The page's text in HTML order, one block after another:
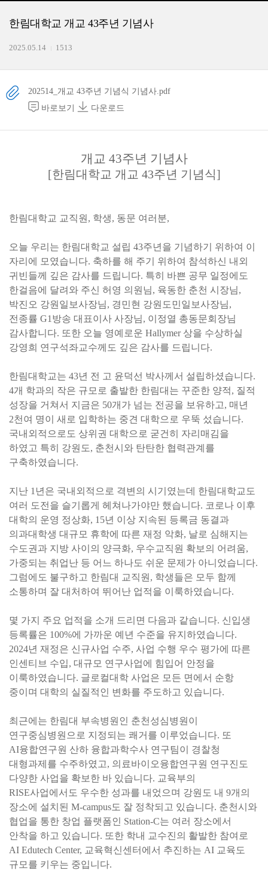
한림대학교 개교 43주년 기념사
2025.05.14 1513
202514_개교 43주년 기념식 기념사.pdf
바로보기
다운로드
개교 43주년 기념사
[한림대학교 개교 43주년 기념식]
한림대학교 교직원, 학생, 동문 여러분,
오늘 우리는 한림대학교 설립 43주년을 기념하기 위하여 이
자리에 모였습니다. 축하를 해 주기 위하여 참석하신 내외
귀빈들께 깊은 감사를 드립니다. 특히 바쁜 공무 일정에도
한걸음에 달려와 주신 허영 의원님, 육동한 춘천 시장님,
박진오 강원일보사장님, 경민현 강원도민일보사장님,
전종률 G1방송 대표이사 사장님, 이정열 총동문회장님
감사합니다. 또한 오늘 영예로운 Hallymer 상을 수상하실
강영희 연구석좌교수께도 깊은 감사를 드립니다.
한림대학교는 43년 전 고 윤덕선 박사께서 설립하셨습니다.
4개 학과의 작은 규모로 출발한 한림대는 꾸준한 양적, 질적
성장을 거쳐서 지금은 50개가 넘는 전공을 보유하고, 매년
2천여 명이 새로 입학하는 중견 대학으로 우뚝 섰습니다.
국내외적으로도 상위권 대학으로 굳건히 자리매김을
하였고 특히 강원도, 춘천시와 탄탄한 협력관계를
구축하였습니다.
지난 1년은 국내외적으로 격변의 시기였는데 한림대학교도
여러 도전을 슬기롭게 헤쳐나가야만 했습니다. 코로나 이후
대학의 운영 정상화, 15년 이상 지속된 등록금 동결과
의과대학생 대규모 휴학에 따른 재정 악화, 날로 심해지는
수도권과 지방 사이의 양극화, 우수교직원 확보의 어려움,
가중되는 취업난 등 어느 하나도 쉬운 문제가 아니었습니다.
그럼에도 불구하고 한림대 교직원, 학생들은 모두 함께
소통하며 잘 대처하여 뛰어난 업적을 이룩하였습니다.
몇 가지 주요 업적을 소개 드리면 다음과 같습니다. 신입생
등록률은 100%에 가까운 예년 수준을 유지하였습니다.
2024년 재정은 신규사업 수주, 사업 수행 우수 평가에 따른
인센티브 수입, 대규모 연구사업에 힘입어 안정을
이룩하였습니다. 글로컬대학 사업은 모든 면에서 순항
중이며 대학의 실질적인 변화를 주도하고 있습니다.
최근에는 한림대 부속병원인 춘천성심병원이
연구중심병원으로 지정되는 쾌거를 이루었습니다. 또
AI융합연구원 산하 융합과학수사 연구팀이 경찰청
대형과제를 수주하였고, 의료바이오융합연구원 연구진도
다양한 사업을 확보한 바 있습니다. 교육부의
RISE사업에서도 우수한 성과를 내었으며 강원도 내 9개의
장소에 설치된 M-campus도 잘 정착되고 있습니다. 춘천시와
협업을 통한 창업 플랫폼인 Station-C는 여러 장소에서
안착을 하고 있습니다. 또한 학내 교수진의 활발한 참여로
AI Edutech Center, 교육혁신센터에서 추진하는 AI 교육도
규모를 키우는 중입니다.